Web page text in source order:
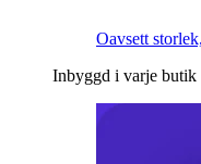
Oavsett
Inbyggd i varje butik